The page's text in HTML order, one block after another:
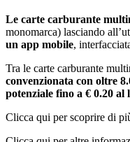
Le carte carburante
monomarca) lasciando
un app mobile,
Tra le carte carburante
convenzionata con oltre
potenziale fino a € 0.20 al
Clicca qui per scoprire di